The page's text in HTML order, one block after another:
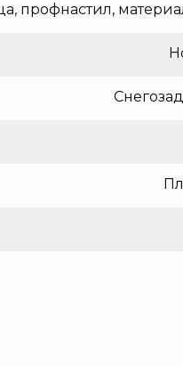
профнастил,